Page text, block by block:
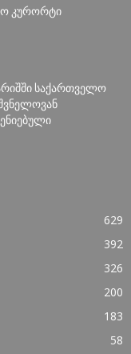
კურორტი
საქართველო
629
392
326
200
183
58